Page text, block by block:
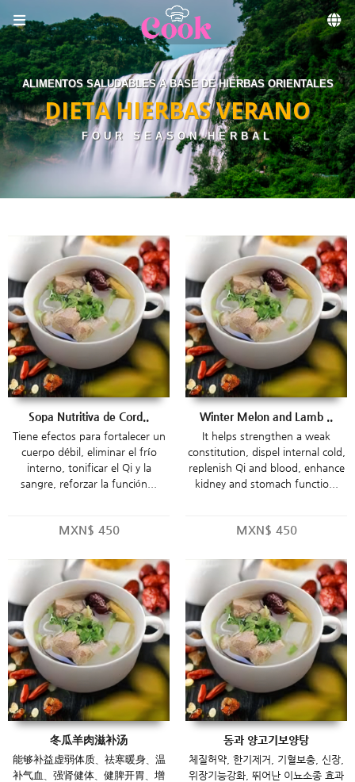
Skip to menu
ALIMENTOS SALUDABLES A BASE DE HIERBAS ORIENTALES
DIETA HIERBAS VERANO
FOUR SEASON HERBAL
Sopa Nutritiva de Cord..
Tiene efectos para fortalecer un
cuerpo débil, eliminar el frío
interno, tonificar el Qi y la
sangre, reforzar la función...
MXN$ 450
Winter Melon and Lamb ..
It helps strengthen a weak
constitution, dispel internal cold,
replenish Qi and blood, enhance
kidney and stomach functio...
MXN$ 450
冬瓜羊肉滋补汤
能够补益虚弱体质、祛寒暖身、温
补气血、强肾健体、健脾开胃、增
동과 양고기보양탕
체질허약, 한기제거, 기혈보충, 신장,
위장기능강화, 뛰어난 이뇨소종 효과